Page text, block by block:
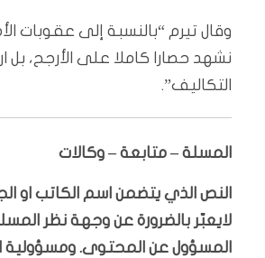
وقال تيرم “بالنسبة إلى عقوبات
نشهد حصارا كاملا على الأرجح، بل
التكاليف”.
المسلة – متابعة – وكالات
النص الذي يتضمن اسم الكاتب او
لايعبّر بالضرورة عن وجهة نظر
المسؤول عن المحتوى.